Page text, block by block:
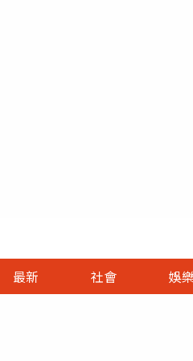
最新 社會 娛樂
娛樂首頁
即時
財經首頁
熱線
政